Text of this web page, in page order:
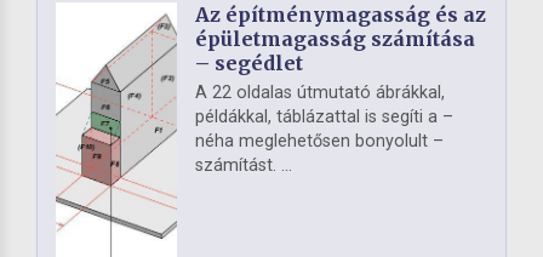
Az építménymagasság és az
épületmagasság számítása
– segédlet
A 22 oldalas útmutató ábrákkal,
példákkal, táblázattal is segíti a –
néha meglehetősen bonyolult –
számítást. ...